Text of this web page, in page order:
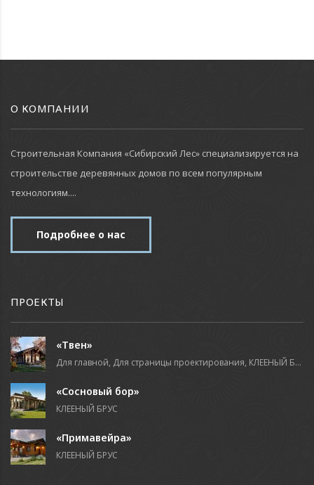
О КОМПАНИИ
Строительная Компания «Сибирский Лес» специализируется на
строительстве деревянных домов по всем популярным
технологиям....
Подробнее о нас
ПРОЕКТЫ
«Твен»
Для главной, Для страницы проектирования, КЛЕЕНЫЙ БРУС
«Сосновый бор»
КЛЕЕНЫЙ БРУС
«Примавейра»
КЛЕЕНЫЙ БРУС